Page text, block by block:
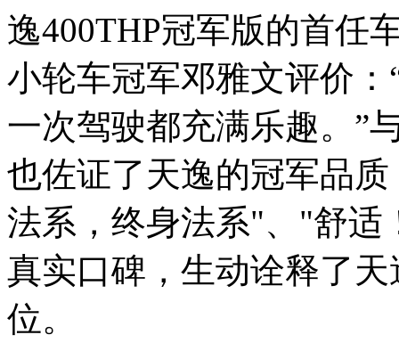
逸400THP冠军版的首任
小轮车冠军邓雅文评价
一次驾驶都充满乐趣。”
也佐证了天逸的冠军品
法系，终身法系"、"舒适
真实口碑，生动诠释了
位。